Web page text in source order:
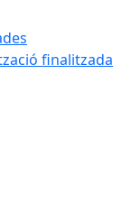
finalitzada